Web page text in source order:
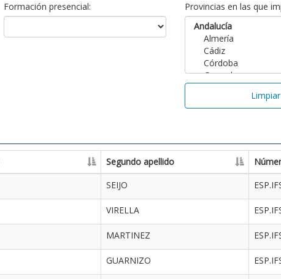
Formación presencial: Provincias en las que
Limpiar
Segundo apellido
SEIJO
VIRELLA
MARTINEZ
GUARNIZO